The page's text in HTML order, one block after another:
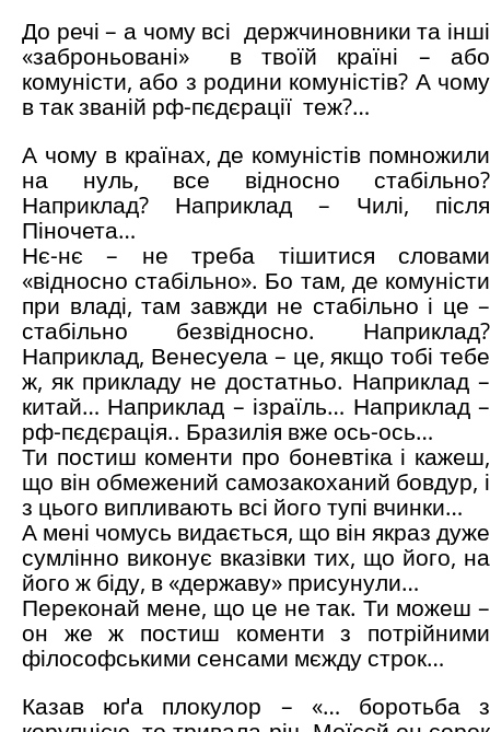
До речі – а чому всі держчиновники та інші
«заброньовані» в твоїй країні – або
комуністи, або з родини комуністів? А чому
в так званій рф-пєдєрації теж?…
А чому в країнах, де комуністів помножили
на нуль, все відносно стабільно?
Наприклад? Наприклад – Чилі, після
Піночета…
Нє-нє – не треба тішитися словами
«відносно стабільно». Бо там, де комуністи
при владі, там завжди не стабільно і це –
стабільно безвідносно. Наприклад?
Наприклад, Венесуела – це, якщо тобі тебе
ж, як прикладу не достатньо. Наприклад –
китай… Наприклад – ізраїль… Наприклад –
рф-пєдєрація.. Бразилія вже ось-ось…
Ти постиш коменти про боневтіка і кажеш,
що він обмежений самозакоханий бовдур, і
з цього випливають всі його тупі вчинки…
А мені чомусь видається, що він якраз дуже
сумлінно виконує вказівки тих, що його, на
його ж біду, в «державу» присунули…
Переконай мене, що це не так. Ти можеш –
он же ж постиш коменти з потрійними
філософськими сенсами мєжду строк…
Казав юґа плокулор – «… боротьба з